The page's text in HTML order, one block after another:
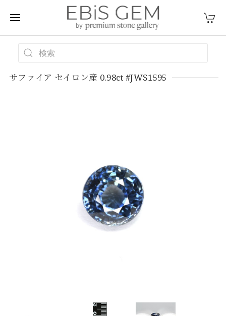
サファイア セイロン産 0.98ct #JWS1595